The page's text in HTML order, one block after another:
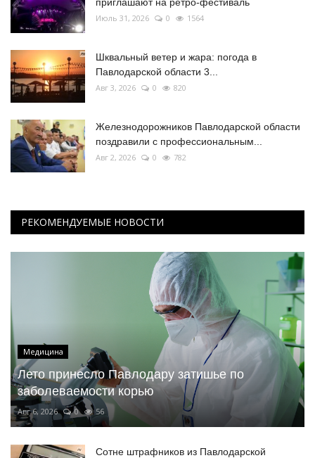
приглашают на ретро-фестиваль
Июль 31, 2026 0 1564
Шквальный ветер и жара: погода в
Павлодарской области 3...
Авг 3, 2026 0 820
Железнодорожников Павлодарской области
поздравили с профессиональным...
Авг 2, 2026 0 782
РЕКОМЕНДУЕМЫЕ НОВОСТИ
Медицина
Лето принесло Павлодару затишье по
заболеваемости корью
Авг 6, 2026 0 56
Сотне штрафников из Павлодарской